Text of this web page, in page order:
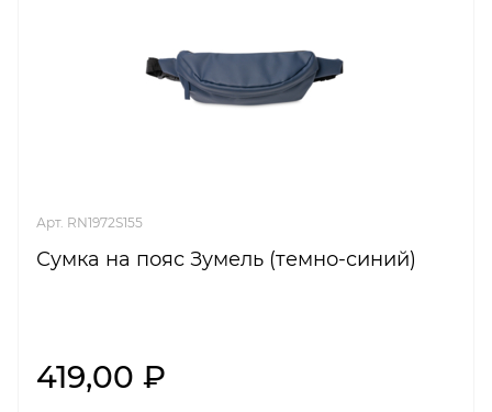
Арт. RN1972S155
Сумка на пояс Зумель (темно-синий)
419,00 ₽